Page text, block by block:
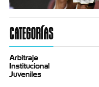
CATEGORÍAS
Arbitraje
Institucional
Juveniles